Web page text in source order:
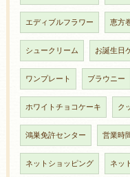
エディブルフラワー 恵方
シュークリーム お誕生日
ワンプレート ブラウニー
ホワイトチョコケーキ ク
鴻巣免許センター 営業時
ネットショッピング ネッ